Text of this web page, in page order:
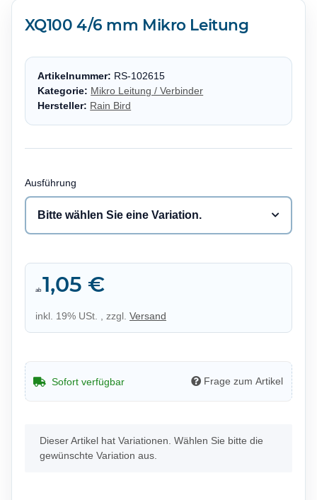
XQ100 4/6 mm Mikro Leitung
Artikelnummer: RS-102615
Kategorie: Mikro Leitung / Verbinder
Hersteller: Rain Bird
Ausführung
Bitte wählen Sie eine Variation.
ab 1,05 €
inkl. 19% USt. , zzgl. Versand
Sofort verfügbar Frage zum Artikel
x
Dieser Artikel hat Variationen. Wählen Sie bitte die
gewünschte Variation aus.